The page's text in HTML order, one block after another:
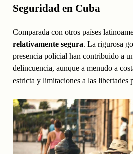
Seguridad en Cuba
Comparada con otros países
relativamente segura. La rigurosa
presencia policial han contribuido a
delincuencia, aunque a menudo a
estricta y limitaciones a las libertades